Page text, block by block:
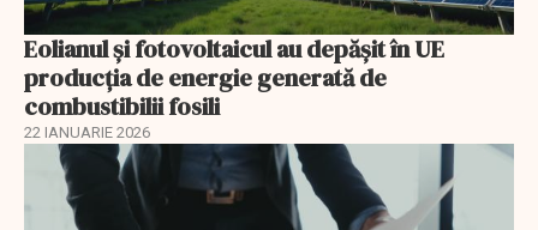
Eolianul și fotovoltaicul au depășit în UE
producția de energie generată de
combustibilii fosili
22 IANUARIE 2026